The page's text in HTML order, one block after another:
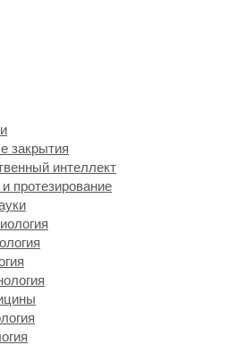
закрытия
интеллект
протезирование